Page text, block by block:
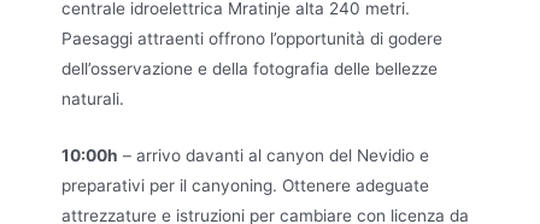
centrale idroelettrica Mratinje alta 240 metri.
Paesaggi attraenti offrono l’opportunità di godere
dell’osservazione e della fotografia delle bellezze
naturali.
10:00h – arrivo davanti al canyon del Nevidio e
preparativi per il canyoning. Ottenere adeguate
attrezzature e istruzioni per cambiare con licenza da